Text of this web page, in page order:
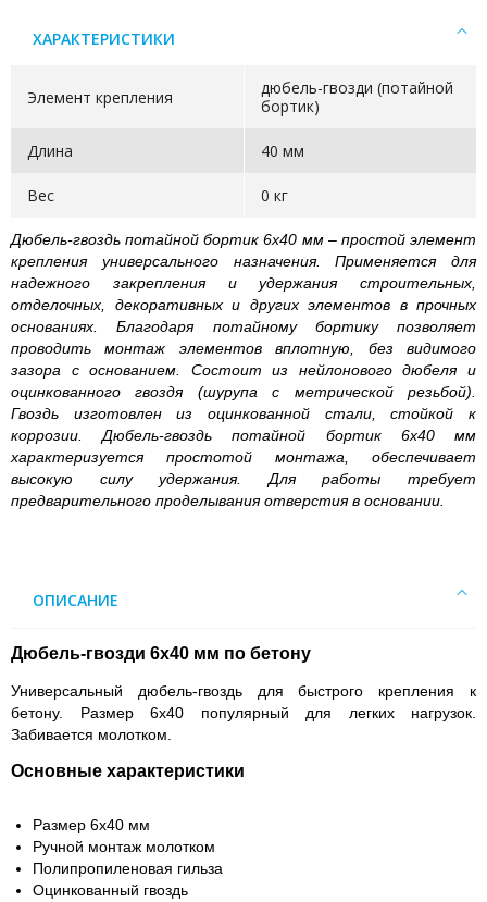
ХАРАКТЕРИСТИКИ
Элемент крепления
дюбель-гвозди (потайной
бортик)
Длина 40 мм
Вес 0 кг
Дюбель-гвоздь потайной бортик 6х40 мм – простой элемент
крепления универсального назначения. Применяется для
надежного закрепления и удержания строительных,
отделочных, декоративных и других элементов в прочных
основаниях. Благодаря потайному бортику позволяет
проводить монтаж элементов вплотную, без видимого
зазора с основанием. Состоит из нейлонового дюбеля и
оцинкованного гвоздя (шурупа с метрической резьбой).
Гвоздь изготовлен из оцинкованной стали, стойкой к
коррозии. Дюбель-гвоздь потайной бортик 6х40 мм
характеризуется простотой монтажа, обеспечивает
высокую силу удержания. Для работы требует
предварительного проделывания отверстия в основании.
ОПИСАНИЕ
Дюбель-гвозди 6х40 мм по бетону
Универсальный дюбель-гвоздь для быстрого крепления к
бетону. Размер 6х40 популярный для легких нагрузок.
Забивается молотком.
Основные характеристики
Размер 6х40 мм
Ручной монтаж молотком
Полипропиленовая гильза
Оцинкованный гвоздь